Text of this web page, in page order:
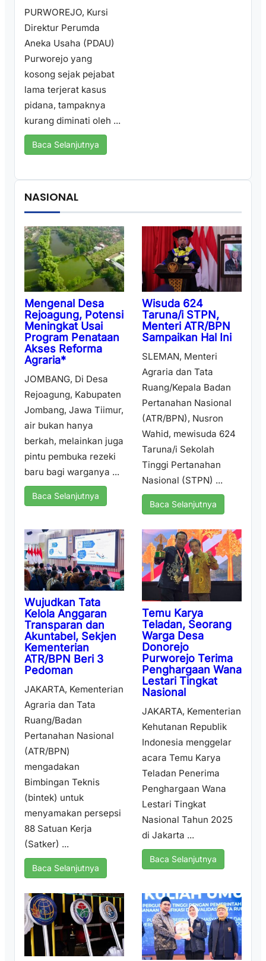
PURWOREJO, Kursi
Direktur Perumda
Aneka Usaha (PDAU)
Purworejo yang
kosong sejak pejabat
lama terjerat kasus
pidana, tampaknya
kurang diminati oleh ...
Baca Selanjutnya
NASIONAL
Mengenal Desa
Rejoagung, Potensi
Meningkat Usai
Program Penataan
Akses Reforma
Agraria*
JOMBANG, Di Desa
Rejoagung, Kabupaten
Jombang, Jawa Tiimur,
air bukan hanya
berkah, melainkan juga
pintu pembuka rezeki
baru bagi warganya ...
Baca Selanjutnya
Wisuda 624
Taruna/i STPN,
Menteri ATR/BPN
Sampaikan Hal Ini
SLEMAN, Menteri
Agraria dan Tata
Ruang/Kepala Badan
Pertanahan Nasional
(ATR/BPN), Nusron
Wahid, mewisuda 624
Taruna/i Sekolah
Tinggi Pertanahan
Nasional (STPN) ...
Baca Selanjutnya
Wujudkan Tata
Kelola Anggaran
Transparan dan
Akuntabel, Sekjen
Kementerian
ATR/BPN Beri 3
Pedoman
JAKARTA, Kementerian
Agraria dan Tata
Ruang/Badan
Pertanahan Nasional
(ATR/BPN)
mengadakan
Bimbingan Teknis
(bintek) untuk
menyamakan persepsi
88 Satuan Kerja
(Satker) ...
Baca Selanjutnya
Temu Karya
Teladan, Seorang
Warga Desa
Donorejo
Purworejo Terima
Penghargaan Wana
Lestari Tingkat
Nasional
JAKARTA, Kementerian
Kehutanan Republik
Indonesia menggelar
acara Temu Karya
Teladan Penerima
Penghargaan Wana
Lestari Tingkat
Nasional Tahun 2025
di Jakarta ...
Baca Selanjutnya